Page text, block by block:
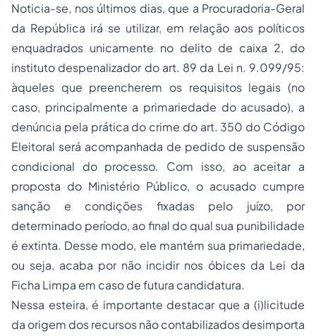
Noticia-se, nos últimos dias, que a Procuradoria-Geral
da República irá se utilizar, em relação aos políticos
enquadrados unicamente no delito de caixa 2, do
instituto despenalizador do art. 89 da Lei n. 9.099/95:
àqueles que preencherem os requisitos legais (no
caso, principalmente a primariedade do acusado), a
denúncia pela prática do crime do art. 350 do Código
Eleitoral será acompanhada de pedido de suspensão
condicional do processo. Com isso, ao aceitar a
proposta do Ministério Público, o acusado cumpre
sanção e condições fixadas pelo juízo, por
determinado período, ao final do qual sua punibilidade
é extinta. Desse modo, ele mantém sua primariedade,
ou seja, acaba por não incidir nos óbices da Lei da
Ficha Limpa em caso de futura candidatura.
Nessa esteira, é importante destacar que a (i)licitude
da origem dos recursos não contabilizados desimporta